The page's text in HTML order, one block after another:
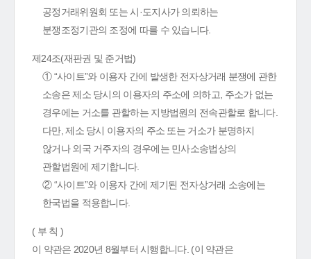
공정거래위원회 또는 시·도지사가 의뢰하는
분쟁조정기관의 조정에 따를 수 있습니다.
제24조(재판권 및 준거법)
① “사이트”와 이용자 간에 발생한 전자상거래 분쟁에 관한
소송은 제소 당시의 이용자의 주소에 의하고, 주소가 없는
경우에는 거소를 관할하는 지방법원의 전속관할로 합니다.
다만, 제소 당시 이용자의 주소 또는 거소가 분명하지
않거나 외국 거주자의 경우에는 민사소송법상의
관할법원에 제기합니다.
② “사이트”와 이용자 간에 제기된 전자상거래 소송에는
한국법을 적용합니다.
( 부 칙 )
이 약관은 2020년 8월부터 시행합니다. (이 약관은